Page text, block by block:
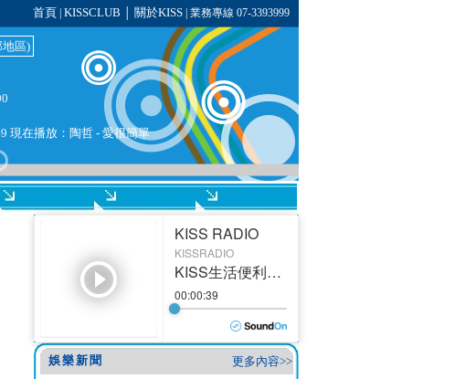
首頁 KISSCLUB 關於KISS| 業務專線 07-3393999
地區)
現在播放： 陶哲- 愛很簡單
更多內容>>
娛樂新聞